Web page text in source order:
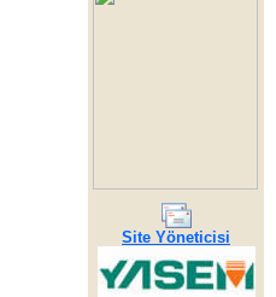
Site Yöneticisi